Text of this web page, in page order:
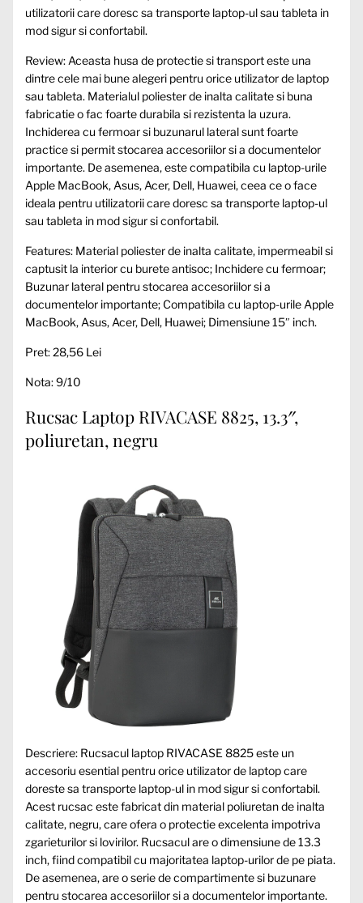
utilizatorii care doresc sa transporte laptop-ul sau tableta in
mod sigur si confortabil.
Review: Aceasta husa de protectie si transport este una
dintre cele mai bune alegeri pentru orice utilizator de laptop
sau tableta. Materialul poliester de inalta calitate si buna
fabricatie o fac foarte durabila si rezistenta la uzura.
Inchiderea cu fermoar si buzunarul lateral sunt foarte
practice si permit stocarea accesoriilor si a documentelor
importante. De asemenea, este compatibila cu laptop-urile
Apple MacBook, Asus, Acer, Dell, Huawei, ceea ce o face
ideala pentru utilizatorii care doresc sa transporte laptop-ul
sau tableta in mod sigur si confortabil.
Features: Material poliester de inalta calitate, impermeabil si
captusit la interior cu burete antisoc; Inchidere cu fermoar;
Buzunar lateral pentru stocarea accesoriilor si a
documentelor importante; Compatibila cu laptop-urile Apple
MacBook, Asus, Acer, Dell, Huawei; Dimensiune 15″ inch.
Pret: 28,56 Lei
Nota: 9/10
Rucsac Laptop RIVACASE 8825, 13.3″,
poliuretan, negru
Descriere: Rucsacul laptop RIVACASE 8825 este un
accesoriu esential pentru orice utilizator de laptop care
doreste sa transporte laptop-ul in mod sigur si confortabil.
Acest rucsac este fabricat din material poliuretan de inalta
calitate, negru, care ofera o protectie excelenta impotriva
zgarieturilor si lovirilor. Rucsacul are o dimensiune de 13.3
inch, fiind compatibil cu majoritatea laptop-urilor de pe piata.
De asemenea, are o serie de compartimente si buzunare
pentru stocarea accesoriilor si a documentelor importante.